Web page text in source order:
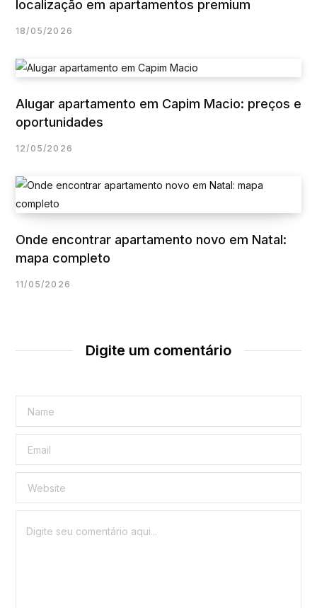
localização em apartamentos premium
18/05/2026
Alugar apartamento em Capim Macio: preços e
oportunidades
12/05/2026
Onde encontrar apartamento novo em Natal:
mapa completo
11/05/2026
Digite um comentário